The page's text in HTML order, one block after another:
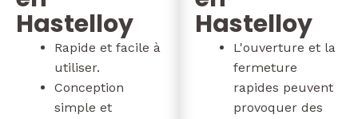
Hastelloy
Rapide et facile à
utiliser.
Conception
simple et
Hastelloy
L'ouverture et la
fermeture
rapides peuvent
provoquer des